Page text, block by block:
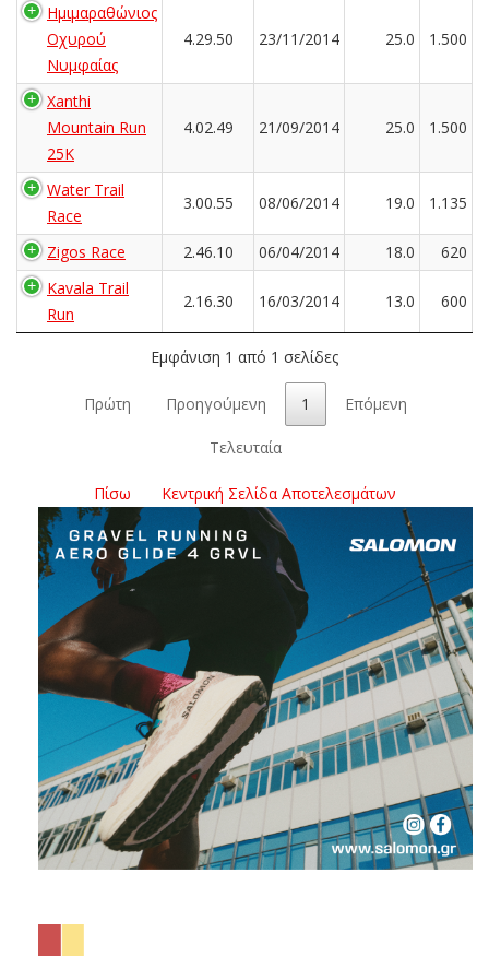
Ημιμαραθώνιος
Οχυρού
Νυμφαίας
4.29.50 23/11/2014 25.0 1.500
Xanthi
Mountain Run
25K
4.02.49 21/09/2014 25.0 1.500
Water Trail
Race
3.00.55 08/06/2014 19.0 1.135
Zigos Race 2.46.10 06/04/2014 18.0
620
Kavala Trail
Run
2.16.30 16/03/2014 13.0 600
Εμφάνιση 1 από 1 σελίδες
Πρώτη Προηγούμενη 1 Επόμενη
Τελευταία
Πίσω Κεντρική Σελίδα Αποτελεσμάτων